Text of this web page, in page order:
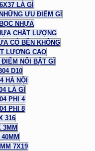
LÀ GÌ
ƯU ĐIỂM GÌ
NHỰA
CHẤT LƯỢNG
CÓ BỀN KHÔNG
LƯỢNG CAO
NỔI BẬT GÌ
D10
HÀ NỘI
LÀ GÌ
PHI 4
PHI 8
316
3MM
7X19